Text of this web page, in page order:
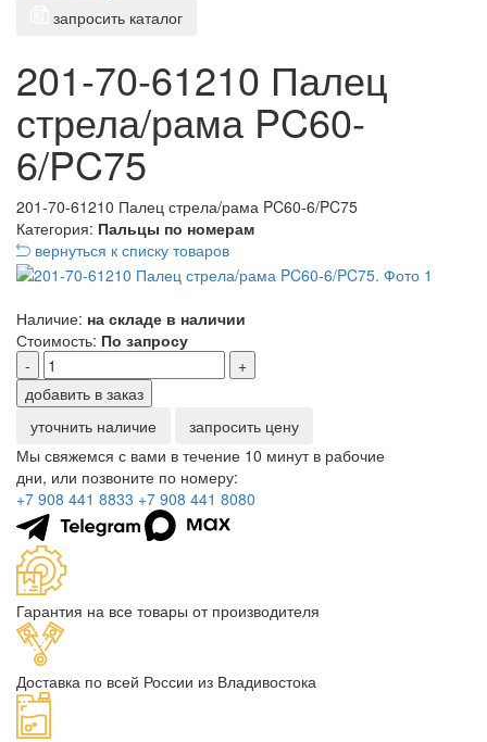
запросить каталог
201-70-61210 Палец
стрела/рама PC60-
6/PC75
201-70-61210 Палец стрела/рама PC60-6/PC75
Категория: Пальцы по номерам
вернуться к списку товаров
Наличие: на складе в наличии
Стоимость: По запросу
-
+
добавить в заказ
уточнить наличие
запросить цену
Мы свяжемся с вами в течение 10 минут в рабочие
дни, или позвоните по номеру:
+7 908 441 8833 +7 908 441 8080
Гарантия на все товары от производителя
Доставка по всей России из Владивостока